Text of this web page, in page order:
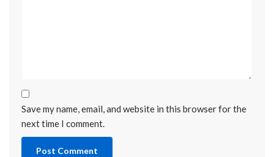
Save my name, email, and website in this browser for the
next time I comment.